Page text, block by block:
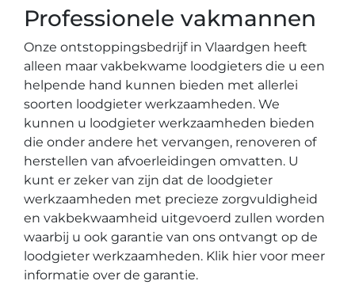
Professionele vakmannen
Onze ontstoppingsbedrijf in Vlaardgen heeft
alleen maar vakbekwame loodgieters die u een
helpende hand kunnen bieden met allerlei
soorten loodgieter werkzaamheden. We
kunnen u loodgieter werkzaamheden bieden
die onder andere het vervangen, renoveren of
herstellen van afvoerleidingen omvatten. U
kunt er zeker van zijn dat de loodgieter
werkzaamheden met precieze zorgvuldigheid
en vakbekwaamheid uitgevoerd zullen worden
waarbij u ook garantie van ons ontvangt op de
loodgieter werkzaamheden. Klik hier voor meer
informatie over de garantie.